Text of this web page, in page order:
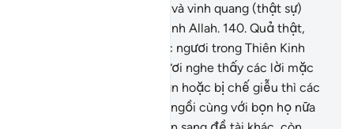
Quả thật, mọi quyền lực và vinh quang (thật sự)
đều chỉ thuộc về một mình Allah. 140. Quả thật,
Ngài đã ban lệnh cho các ngươi trong Thiên Kinh
(Qur’an) rằng khi các ngươi nghe thấy các lời mặc
khải của Allah bị phủ nhận hoặc bị chế giễu thì các
ngươi chớ đừng tiếp tục ngồi cùng với bọn họ nữa